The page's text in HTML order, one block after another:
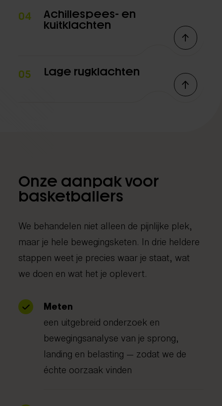
04
Achillespees- en
kuitklachten
05 Lage rugklachten
Onze aanpak voor
basketballers
We behandelen niet alleen de pijnlijke plek,
maar je hele bewegingsketen. In drie heldere
stappen weet je precies waar je staat, wat
we doen en wat het je oplevert.
Meten
een uitgebreid onderzoek en
bewegingsanalyse van je sprong,
landing en belasting — zodat we de
échte oorzaak vinden